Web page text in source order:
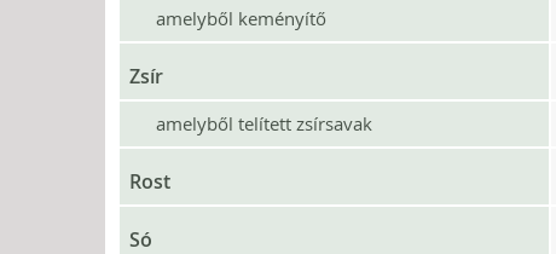
amelyből keményítő
Zsír
amelyből telített zsírsavak
Rost
Só